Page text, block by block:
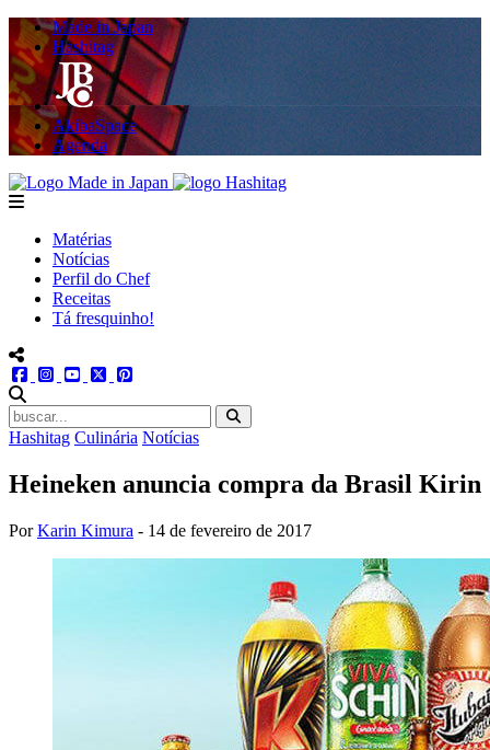
Made in Japan
Hashitag
AkibaSpace
Agenda
Powered By Made in Japan
Hashitag
menu
Matérias
Notícias
Perfil do Chef
Receitas
Tá fresquinho!
menu redes social
facebookinstagram
youtube
twitter
Hashitag Culinária Notícias
Heineken anuncia compra da Brasil Kirin
PorKarin Kimura - 14 de fevereiro de 2017